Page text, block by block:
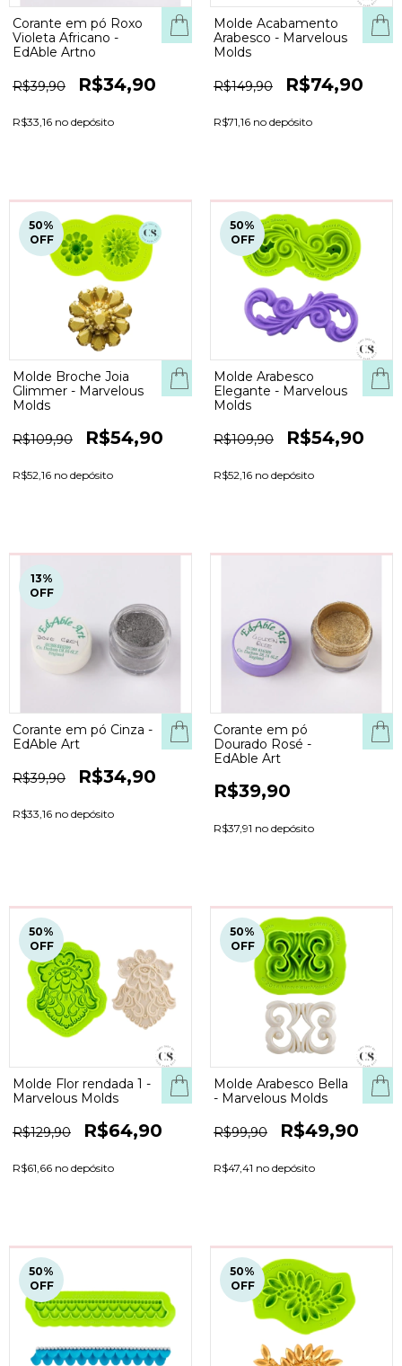
Corante em pó Roxo
Violeta Africano -
EdAble Artno
R$39,90 R$34,90
R$33,16 no depósito
Molde Acabamento
Arabesco - Marvelous
Molds
R$149,90 R$74,90
R$71,16 no depósito
50%
OFF
Molde Broche Joia
Glimmer - Marvelous
Molds
R$109,90 R$54,90
R$52,16 no depósito
50%
OFF
Molde Arabesco
Elegante - Marvelous
Molds
R$109,90 R$54,90
R$52,16 no depósito
13%
OFF
Corante em pó Cinza -
EdAble Art
R$39,90 R$34,90
R$33,16 no depósito
Corante em pó
Dourado Rosé -
EdAble Art
R$39,90
R$37,91 no depósito
50%
OFF
Molde Flor rendada 1 -
Marvelous Molds
R$129,90 R$64,90
R$61,66 no depósito
50%
OFF
Molde Arabesco Bella
- Marvelous Molds
R$99,90 R$49,90
R$47,41 no depósito
50%
OFF
50%
OFF